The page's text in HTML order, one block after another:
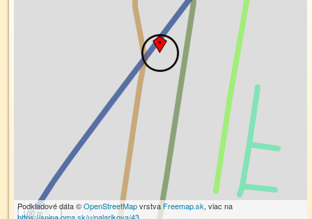
100 m
Podkladové dáta ©OpenStreetMapvrstva Freemap.sk, viac na